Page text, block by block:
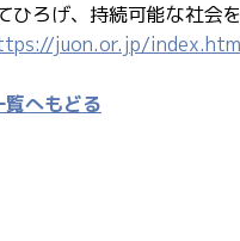
ひろげ、持続可能な社会
juon.or.jp/
覧へもどる